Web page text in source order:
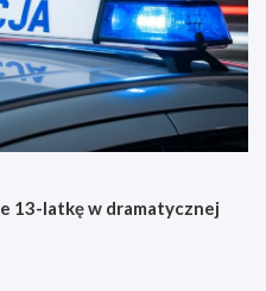
13-latkę w dramatycznej